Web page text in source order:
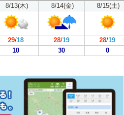
8/13(木) 8/14(金) 8/15(土)
29/18 28/19 28/19
10 30 0